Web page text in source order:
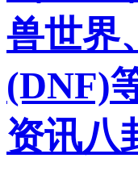
兽世界
(DNF)
资讯八